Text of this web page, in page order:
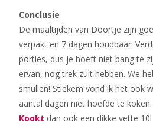
Conclusie
De maaltijden van Doortje zijn
verpakt en 7 dagen houdbaar.
porties, dus je hoeft niet bang te
ervan, nog trek zult hebben. We
smullen! Stiekem vond ik het ook
aantal dagen niet hoefde te
Kookt dan ook een dikke vette 10!